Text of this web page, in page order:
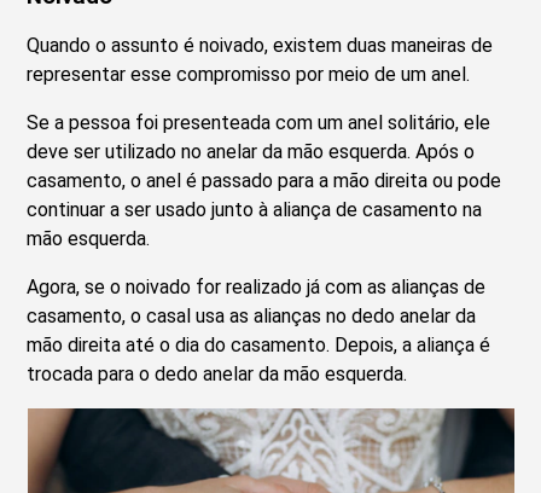
Quando o assunto é noivado, existem duas maneiras de
representar esse compromisso por meio de um anel.
Se a pessoa foi presenteada com um anel solitário, ele
deve ser utilizado no anelar da mão esquerda. Após o
casamento, o anel é passado para a mão direita ou pode
continuar a ser usado junto à aliança de casamento na
mão esquerda.
Agora, se o noivado for realizado já com as alianças de
casamento, o casal usa as alianças no dedo anelar da
mão direita até o dia do casamento. Depois, a aliança é
trocada para o dedo anelar da mão esquerda.